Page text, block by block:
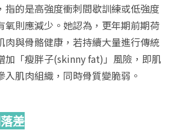
指的是高強度衝刺間歇訓練或低強度
氧則應減少。她認為，更年期前期荷
肉與骨骼健康，若持續大量進行傳統
加「瘦胖子(skinny fat)」風險，即肌
入肌肉組織，同時骨質變脆弱。
差